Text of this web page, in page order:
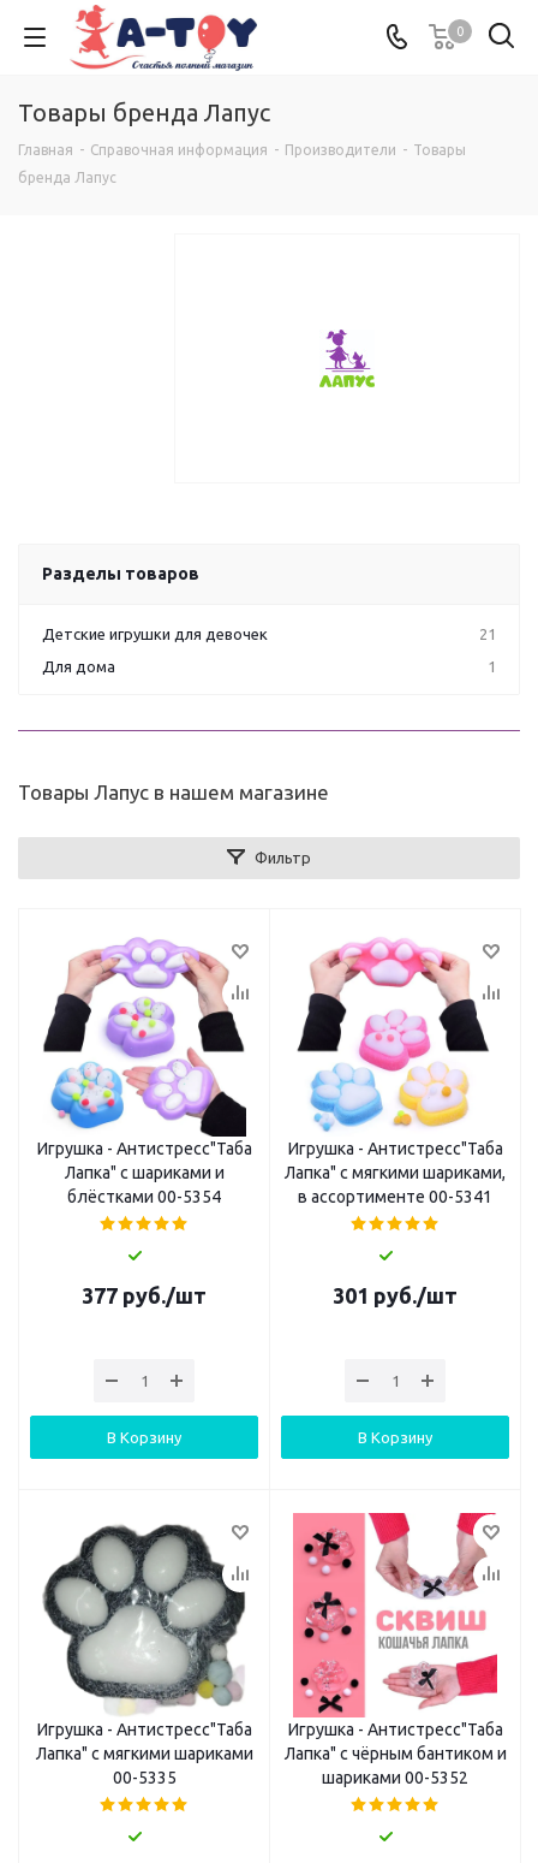
0
Товары бренда Лапус
Главная - Справочная информация - Производители - Товары
бренда Лапус
Разделы товаров
Детские игрушки для девочек
21
Для дома
1
Товары Лапус в нашем магазине
Фильтр
Игрушка - Антистресс"Таба
Лапка" с шариками и
блёстками 00-5354
377 руб./шт
В Корзину
Игрушка - Антистресс"Таба
Лапка" с мягкими шариками,
в ассортименте 00-5341
301 руб./шт
В Корзину
Игрушка - Антистресс"Таба
Лапка" с мягкими шариками
00-5335
Игрушка - Антистресс"Таба
Лапка" с чёрным бантиком и
шариками 00-5352